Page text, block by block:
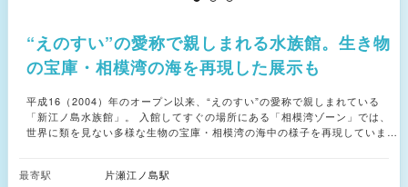
“えのすい”の愛称で親しまれる水族館。生き物
の宝庫・相模湾の海を再現した展示も
平成16（2004）年のオープン以来、“えのすい”の愛称で親しまれている
「新江ノ島水族館」。 入館してすぐの場所にある「相模湾ゾーン」では、
世界に類を見ない多様な生物の宝庫・相模湾の海中の様子を再現していま
界に没入できる「クラゲファンタジーホール」へと続きます。 「太平洋」
最寄駅 片瀬江ノ島駅